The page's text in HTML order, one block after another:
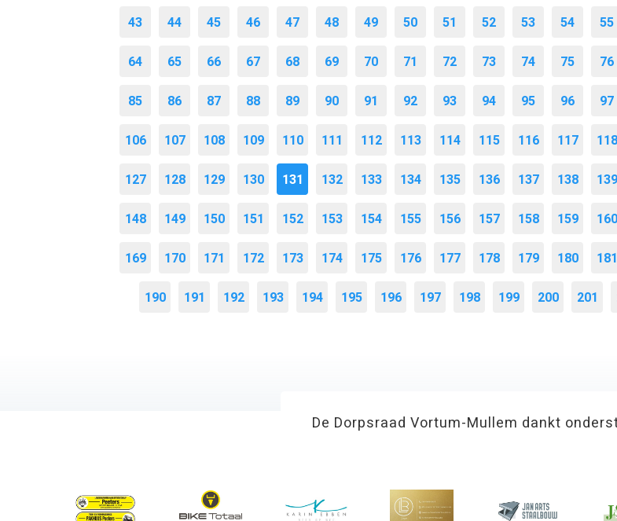
43 44 45 46 47 48 49 50 51 52 53 54 55
64 65 66 67 68 69 70 71 72 73 74 75 76
85 86 87 88 89 90 91 92 93 94 95 96 97
106 107 108 109 110 111 112 113 114 115 116 117 118
127 128 129 130 131 132 133 134 135 136 137 138 139
148 149 150 151 152 153 154 155 156 157 158 159 160
169 170 171 172 173 174 175 176 177 178 179 180 181
190 191 192 193 194 195 196 197 198 199 200 201
De Dorpsraad Vortum-Mullem dankt